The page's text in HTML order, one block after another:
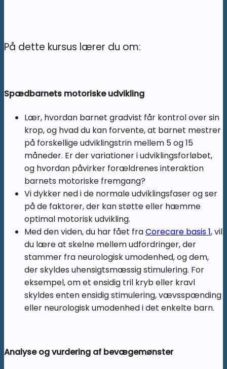
På dette kursus lærer du om:
Spædbarnets motoriske udvikling
Lær, hvordan barnet gradvist får kontrol over sin
krop, og hvad du kan forvente, at barnet mestrer
på forskellige udviklingstrin mellem 5 og 15
måneder. Er der variationer i udviklingsforløbet,
og hvordan påvirker forældrenes interaktion
barnets motoriske fremgang?
Vi dykker ned i de normale udviklingsfaser og ser
på de faktorer, der kan støtte eller hæmme
optimal motorisk udvikling.
Med den viden, du har fået fraCorecare basis 1, vil
du lære at skelne mellem udfordringer, der
stammer fra neurologisk umodenhed, og dem,
der skyldes uhensigtsmæssig stimulering. For
eksempel, om et ensidig tril kryb eller kravl
skyldes enten ensidig stimulering, vævsspænding
eller neurologisk umodenhed i det enkelte barn.
Analyse og vurdering af bevægemønster